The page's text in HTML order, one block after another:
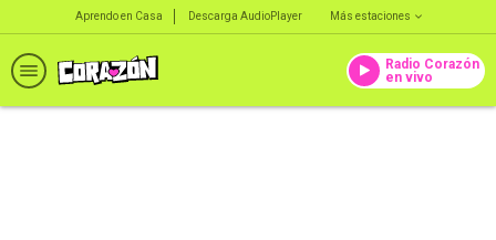
Aprendo en Casa Descarga AudioPlayer Más estaciones
Radio Corazón
en vivo